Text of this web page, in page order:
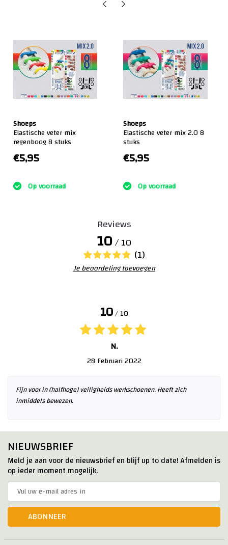
Shoeps
Elastische veter mix
regenboog 8 stuks
€5,95
Op voorraad
Shoeps
Elastische veter mix 2.0 8
stuks
€5,95
Op voorraad
Reviews
10/ 10
(1)
Je beoordeling toevoegen
10/ 10
N.
28 Februari 2022
Fijn voor in (halfhoge) veiligheids werkschoenen. Heeft zich
inmiddels bewezen.
NIEUWSBRIEF
Meld je aan voor de nieuwsbrief en blijf up to date! Afmelden is
op ieder moment mogelijk.
ABONNEER